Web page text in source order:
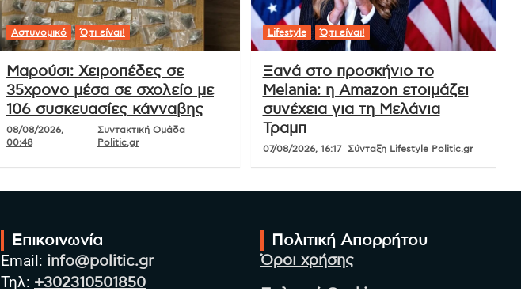
Αστυνομικό Ό,τι είναι!
Μαρούσι: Χειροπέδες σε
35χρονο μέσα σε σχολείο με
106 συσκευασίες κάνναβης
08/08/2026,
00:48
Συντακτική Ομάδα
Politic.gr
Lifestyle Ό,τι είναι!
Ξανά στο προσκήνιο το
Melania: η Amazon ετοιμάζει
συνέχεια για τη Μελάνια
Τραμπ
07/08/2026, 16:17 Σύνταξη Lifestyle Politic.gr
Επικοινωνία
Email: info@politic.gr
Τηλ: +302310501850
Πολιτική Απορρήτου
Όροι χρήσης
Πολιτική Cookies